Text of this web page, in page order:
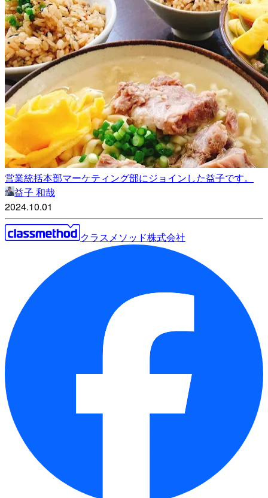
営業統括本部マーケティング部にジョインした益子です。
益子 和哉
2024.10.01
クラスメソッド株式会社